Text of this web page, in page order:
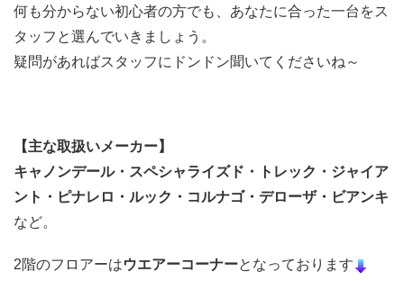
何も分からない初心者の方でも、あなたに合った一台をス
タッフと選んでいきましょう。
疑問があればスタッフにドンドン聞いてくださいね～
【主な取扱いメーカー】
キャノンデール・スペシャライズド・トレック・ジャイア
ント・ピナレロ・ルック・コルナゴ・デローザ・ビアンキ
など。
2階のフロアーはウエアーコーナーとなっております